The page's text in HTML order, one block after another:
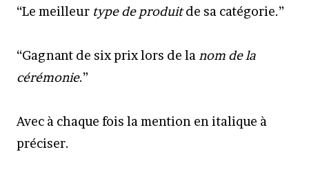
“Le meilleur type de produitde sa catégorie.”
“Gagnant de six prix lors de la nom de la
cérémonie.”
Avec à chaque fois la mention en italique à
préciser.